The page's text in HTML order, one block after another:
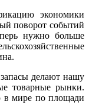
экономики
поворот событий
нужно больше
делают нашу
товарные рынки.
в мире по площади